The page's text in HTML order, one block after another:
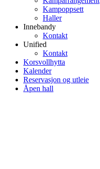
Kampoppsett
Haller
Innebandy
Kontakt
Unified
Kontakt
Korsvollhytta
Kalender
Reservasjon og utleie
Åpen hall